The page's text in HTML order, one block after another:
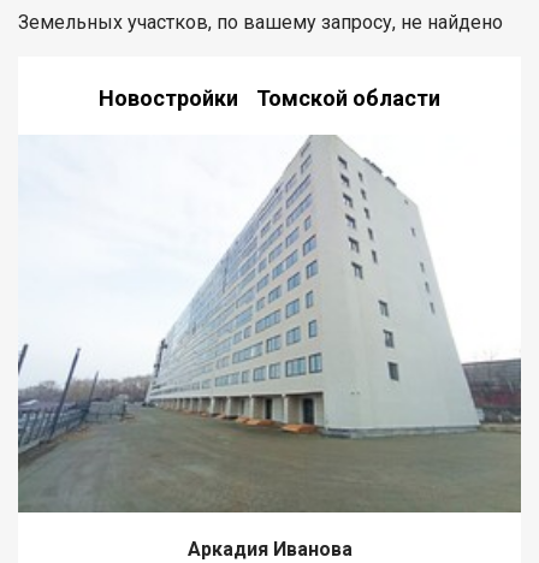
Земельных участков, по вашему запросу, не найдено
Новостройки Томской области
Аркадия Иванова